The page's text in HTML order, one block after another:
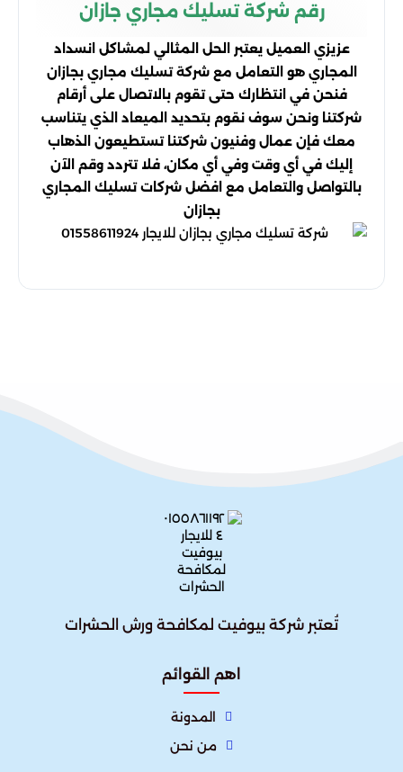
رقم شركة تسليك مجاري جازان
عزيزي العميل يعتبر الحل المثالي لمشاكل انسداد
المجاري هو التعامل مع شركة تسليك مجاري بجازان
فنحن في انتظارك حتى تقوم بالاتصال على أرقام
شركتنا ونحن سوف نقوم بتحديد الميعاد الذي يتناسب
معك فإن عمال وفنيون شركتنا تستطيعون الذهاب
إليك في أي وقت وفي أي مكان، فلا تتردد وقم الآن
بالتواصل والتعامل مع افضل شركات تسليك المجاري
بجازان
تُعتبر شركة بيوفيت لمكافحة ورش الحشرات
اهم القوائم
المدونة
من نحن